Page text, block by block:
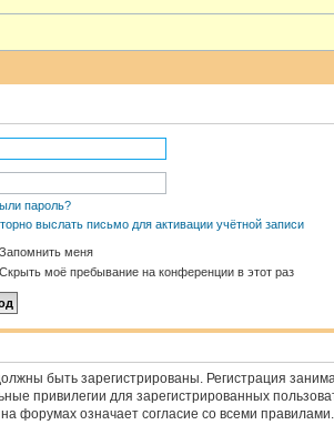
пароль?
выслать письмо для активации учётной записи
Запомнить меня
Скрыть моё пребывание на конференции в этот раз
быть зарегистрированы. Регистрация
привилегии для зарегистрированных
форумах означает согласие со всеми правилами.